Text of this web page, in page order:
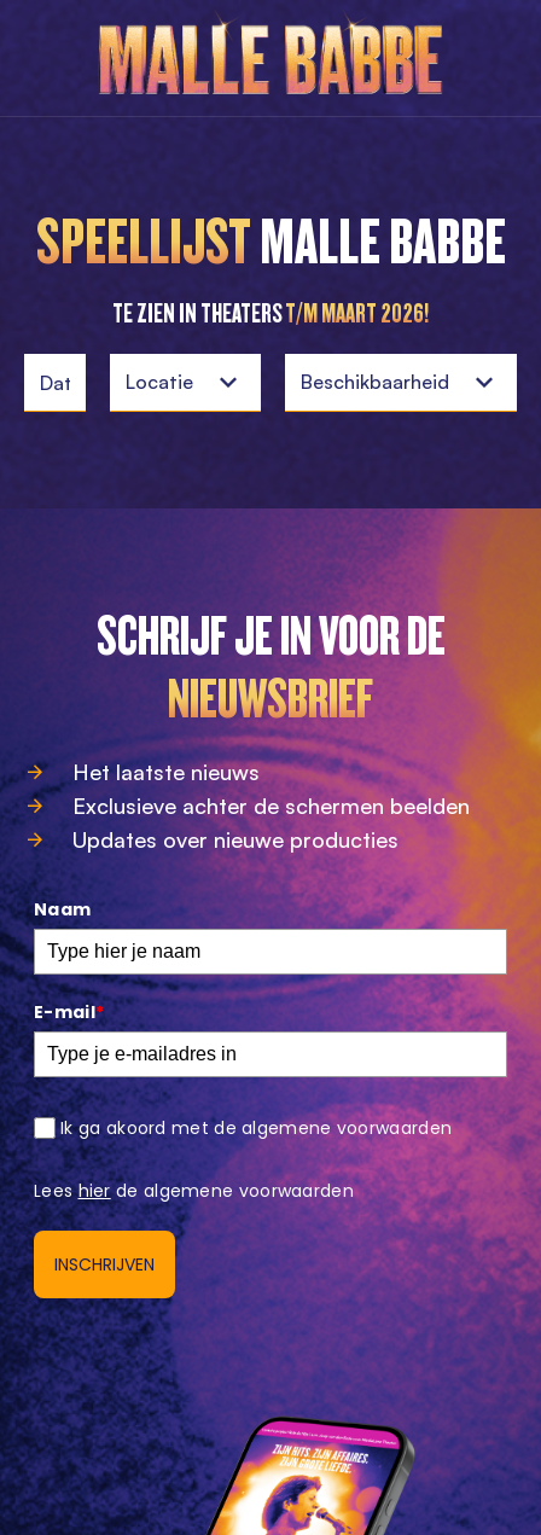
SPEELLIJSTMALLE BABBE
TE ZIEN IN THEATERST/M MAART 2026!
Locatie Beschikbaarheid
SCHRIJF JE IN VOOR DE
NIEUWSBRIEF
Het laatste nieuws
Exclusieve achter de schermen beelden
Updates over nieuwe producties
Naam
E-mail*
Ik ga akoord met de algemene voorwaarden
Leeshierde algemene voorwaarden
INSCHRIJVEN